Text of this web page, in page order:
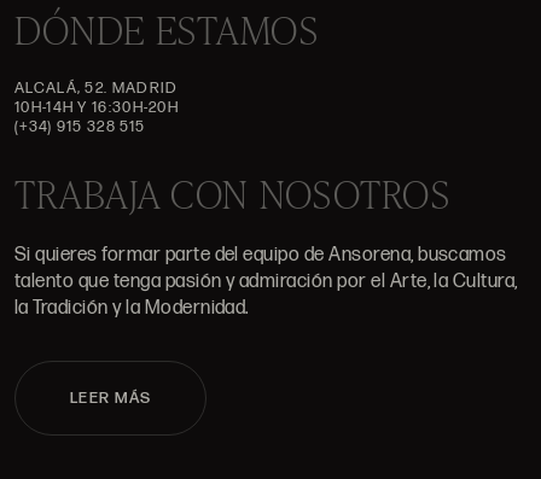
DÓNDE ESTAMOS
ALCALÁ, 52. MADRID
10H-14H Y 16:30H-20H
(+34) 915 328 515
TRABAJA CON NOSOTROS
Si quieres formar parte del equipo de Ansorena, buscamos
talento que tenga pasión y admiración por el Arte, la Cultura,
la Tradición y la Modernidad.
LEER MÁS